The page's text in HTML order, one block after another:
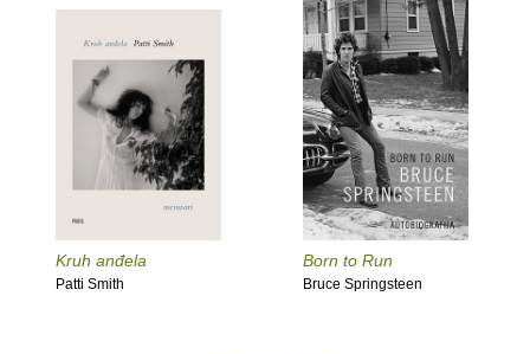
Kruh anđela
Patti Smith
Born to Run
Bruce Springsteen